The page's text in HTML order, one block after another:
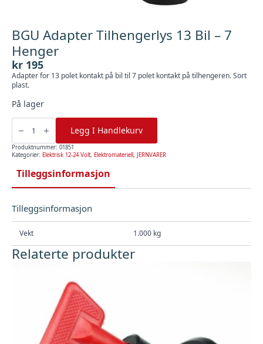
BGU Adapter Tilhengerlys 13 Bil – 7
Henger
kr 195
Adapter for 13 polet kontakt på bil til 7 polet kontakt på tilhengeren. Sort
plast.
På lager
BGU
Adapter
Tilhengerlys
13
Bil
-
Henger
antall
Legg I Handlekurv
Produktnummer: 01851
Kategorier: Elektrisk 12-24 Volt, Elektromateriell, JERNVARER
Tilleggsinformasjon
Tilleggsinformasjon
Vekt 1.000 kg
Relaterte produkter